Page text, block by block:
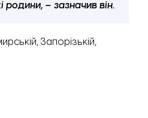
– зазначив він.
Запорізькій,